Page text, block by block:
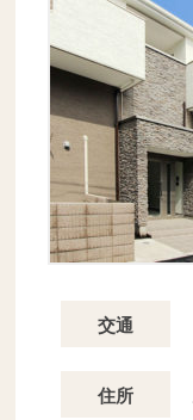
交通
住所